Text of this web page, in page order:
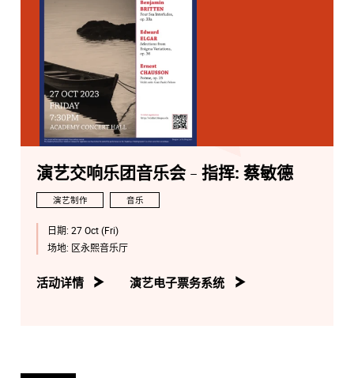
演艺交响乐团音乐会 - 指挥: 蔡敏德
演艺制作 音乐
日期: 27 Oct (Fri)
场地: 区永熙音乐厅
活动详情 演艺电子票务系统